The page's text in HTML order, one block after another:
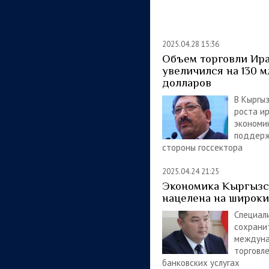
2025.04.28 15:36
Объем торговли
увеличился на 130
долларов
В
роста
стороны госсектора
2025.04.24 21:25
Экономика
нацелена на
банковских услугах